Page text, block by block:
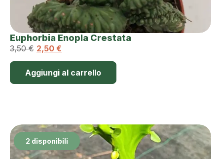
Euphorbia Enopla Crestata
3,50€ 2,50 €
Aggiungi al carrello
2 disponibili